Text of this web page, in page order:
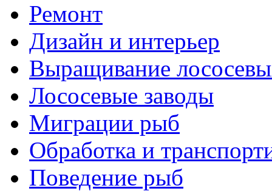
Ремонт
Дизайн и интерьер
Выращивание
Лососевые заводы
Миграции рыб
Обработка и
Поведение рыб